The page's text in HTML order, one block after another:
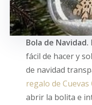
Bola de Navidad.
fácil de hacer y
de navidad
regalo de Cuevas
abrir la bolita e